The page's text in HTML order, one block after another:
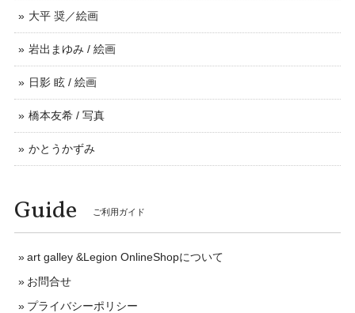
大平 奨／絵画
岩出まゆみ / 絵画
日影 眩 / 絵画
橋本友希 / 写真
かとうかずみ
Guide ご利用ガイド
art galley &Legion OnlineShopについて
お問合せ
プライバシーポリシー